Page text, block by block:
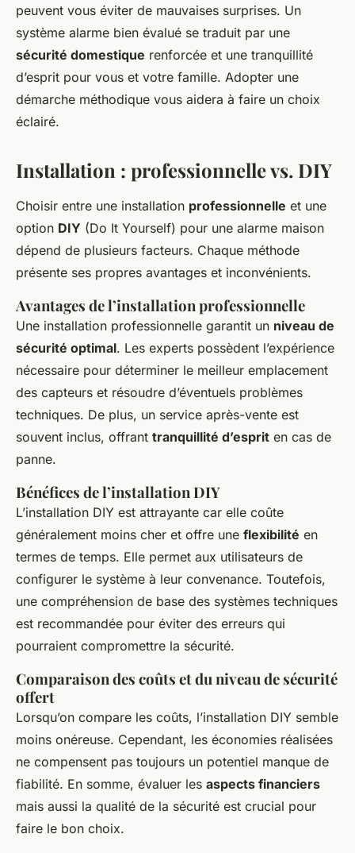
peuvent vous éviter de mauvaises surprises. Un
système alarme bien évalué se traduit par une
sécurité domestique renforcée et une tranquillité
d’esprit pour vous et votre famille. Adopter une
démarche méthodique vous aidera à faire un choix
éclairé.
Installation : professionnelle vs. DIY
Choisir entre une installation professionnelle et une
option DIY (Do It Yourself) pour une alarme maison
dépend de plusieurs facteurs. Chaque méthode
présente ses propres avantages et inconvénients.
Avantages de l’installation professionnelle
Une installation professionnelle garantit un niveau de
sécurité optimal. Les experts possèdent l’expérience
nécessaire pour déterminer le meilleur emplacement
des capteurs et résoudre d’éventuels problèmes
techniques. De plus, un service après-vente est
souvent inclus, offrant tranquillité d’esprit en cas de
panne.
Bénéfices de l’installation DIY
L’installation DIY est attrayante car elle coûte
généralement moins cher et offre une flexibilité en
termes de temps. Elle permet aux utilisateurs de
configurer le système à leur convenance. Toutefois,
une compréhension de base des systèmes techniques
est recommandée pour éviter des erreurs qui
pourraient compromettre la sécurité.
Comparaison des coûts et du niveau de sécurité
offert
Lorsqu’on compare les coûts, l’installation DIY semble
moins onéreuse. Cependant, les économies réalisées
ne compensent pas toujours un potentiel manque de
fiabilité. En somme, évaluer les aspects financiers
mais aussi la qualité de la sécurité est crucial pour
faire le bon choix.